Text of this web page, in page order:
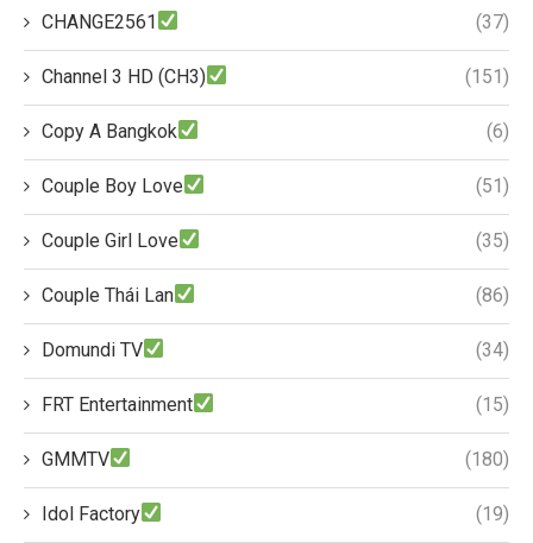
CHANGE2561 (37)
Channel 3 HD (CH3) (151)
Copy A Bangkok (6)
Couple Boy Love (51)
Couple Girl Love (35)
Couple Thái Lan (86)
Domundi TV (34)
FRT Entertainment (15)
GMMTV (180)
Idol Factory (19)